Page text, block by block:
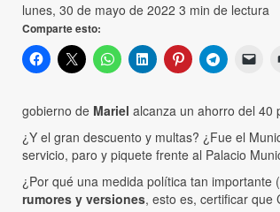
lunes, 30 de mayo de 2022 3 min de lectura
Comparte esto:
gobierno de Mariel alcanza un ahorro del 40
¿Y el gran descuento y multas? ¿Fue el
servicio, paro y piquete frente al Palacio
¿Por qué una medida política tan
rumores y versiones, esto es, certificar que